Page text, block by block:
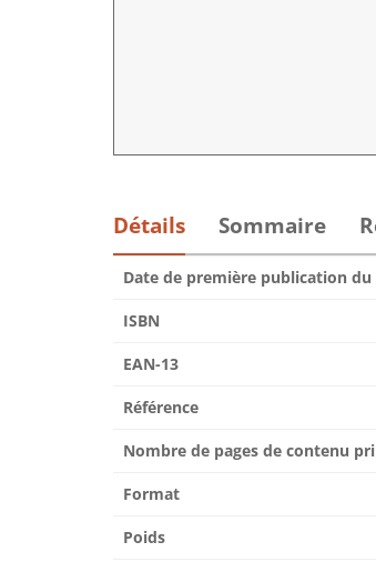
Détails Sommaire
Date de première publication
ISBN
EAN-13
Référence
Nombre de pages de contenu
Format
Poids